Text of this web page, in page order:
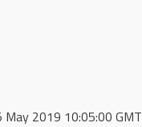
May 2019 10:05:00 GMT